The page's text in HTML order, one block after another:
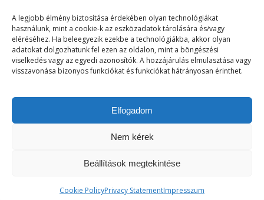
A legjobb élmény biztosítása érdekében olyan technológiákat
használunk, mint a cookie-k az eszközadatok tárolására és/vagy
eléréséhez. Ha beleegyezik ezekbe a technológiákba, akkor olyan
adatokat dolgozhatunk fel ezen az oldalon, mint a böngészési
viselkedés vagy az egyedi azonosítók. A hozzájárulás elmulasztása vagy
visszavonása bizonyos funkciókat és funkciókat hátrányosan érinthet.
Elfogadom
Nem kérek
Beállítások megtekintése
Cookie PolicyPrivacy StatementImpresszum
Mászásterápia csapata
Szeretettel üdvözlünk a Mászásterápia oldalán! Gyere,
nézz körül!
TABUDÖNTÖGETŐ MászásTerápia
Történeteink
Ashe a sablont készítette: